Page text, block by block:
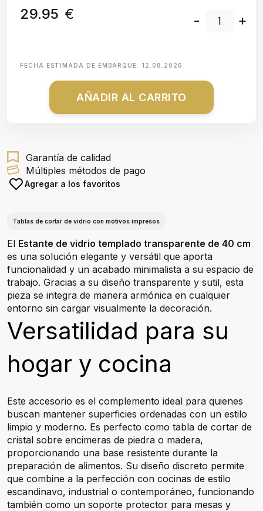
29.95 € - +
FECHA ESTIMADA DE EMBARQUE: 12.08.2026
AÑADIR AL CARRITO
Garantía de calidad
Múltiples métodos de pago
Agregar a los favoritos
Tablas de cortar de vidrio con motivos impresos
El Estante de vidrio templado transparente de 40 cm
es una solución elegante y versátil que aporta
funcionalidad y un acabado minimalista a su espacio de
trabajo. Gracias a su diseño transparente y sutil, esta
pieza se integra de manera armónica en cualquier
entorno sin cargar visualmente la decoración.
Versatilidad para su
hogar y cocina
Este accesorio es el complemento ideal para quienes
buscan mantener superficies ordenadas con un estilo
limpio y moderno. Es perfecto como tabla de cortar de
cristal sobre encimeras de piedra o madera,
proporcionando una base resistente durante la
preparación de alimentos. Su diseño discreto permite
que combine a la perfección con cocinas de estilo
escandinavo, industrial o contemporáneo, funcionando
también como un soporte protector para mesas y